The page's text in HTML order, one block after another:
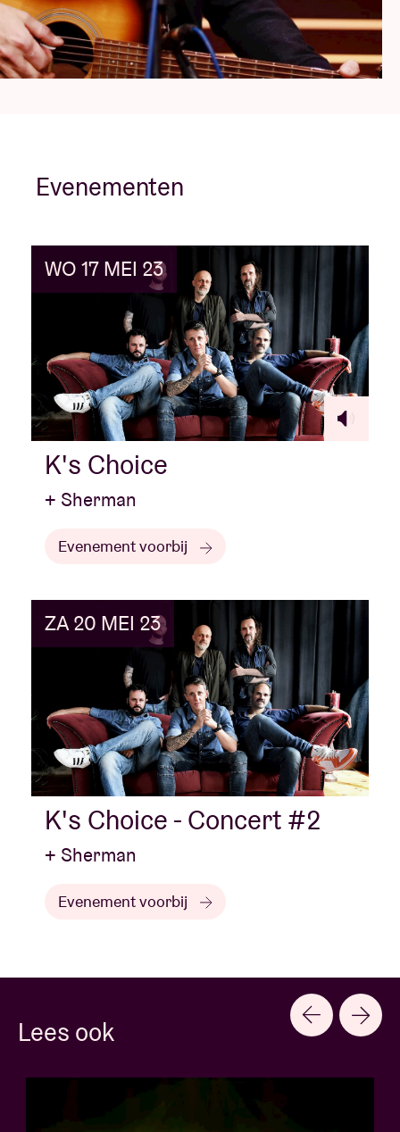
Evenementen
WO 17 MEI 23
K's Choice
+ Sherman
Evenement voorbij
ZA 20 MEI 23
K's Choice - Concert #2
+ Sherman
Evenement voorbij
Lees ook